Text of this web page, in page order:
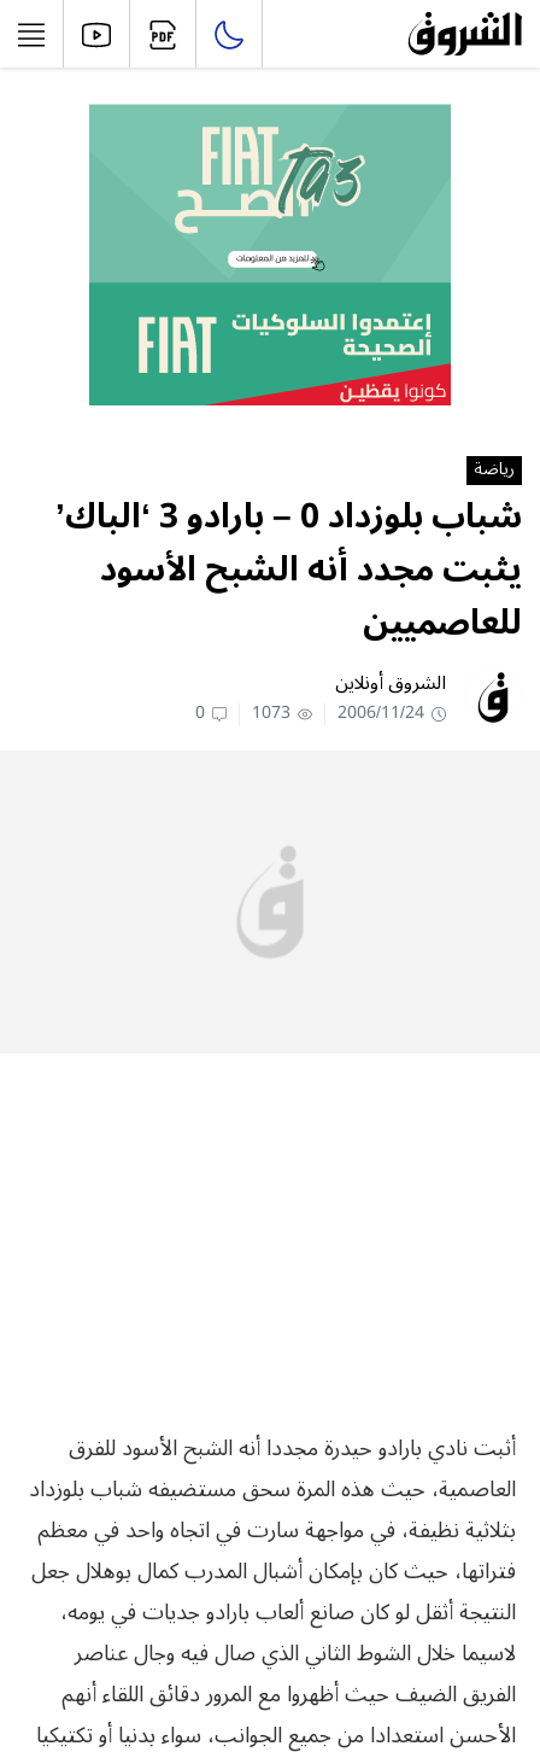
رياضة
شباب بلوزداد 0 – بارادو 3 ‘الباك’
يثبت مجدد أنه الشبح الأسود
للعاصميين
الشروق أونلاين
2006/11/24
1073
0
أثبت نادي بارادو حيدرة مجددا أنه الشبح الأسود للفرق
العاصمية، حيث هذه المرة سحق مستضيفه شباب بلوزداد
بثلاثية نظيفة، في مواجهة سارت في اتجاه واحد في معظم
فتراتها، حيث كان بإمكان أشبال المدرب كمال بوهلال جعل